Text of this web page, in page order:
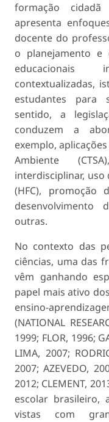
formação
apresenta
docente do
o planejamento e
educacionais
contextualizadas,
estudantes para
sentido, a
conduzem a
exemplo,
Ambiente
interdisciplinar, uso
(HFC), promoção
desenvolvimento
outras.
No contexto das
ciências, uma das
vêm ganhando
papel mais ativo
ensino-
(NATIONAL
1999; FLOR, 1996;
LIMA, 2007;
2007; AZEVEDO,
2012; CLEMENT,
escolar brasileiro,
vistas com